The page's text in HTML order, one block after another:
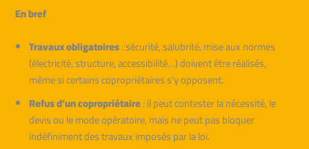
En bref
Travaux obligatoires: sécurité, salubrité, mise aux normes
(électricité, structure, accessibilité…) doivent être réalisés,
même si certains copropriétaires s’y opposent.
Refus d’un copropriétaire: il peut contester la nécessité, le
devis ou le mode opératoire, mais ne peut pas bloquer
indéfiniment des travaux imposés par la loi.